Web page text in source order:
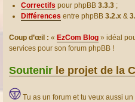
Correctifs pour phpBB 3.3.3 ;
Différences entre phpBB 3.2.x &
Coup d’œil : « EzCom Blog » idéal
services pour son forum phpBB !
Soutenir le projet de la
Tu as un forum et tu veux aussi